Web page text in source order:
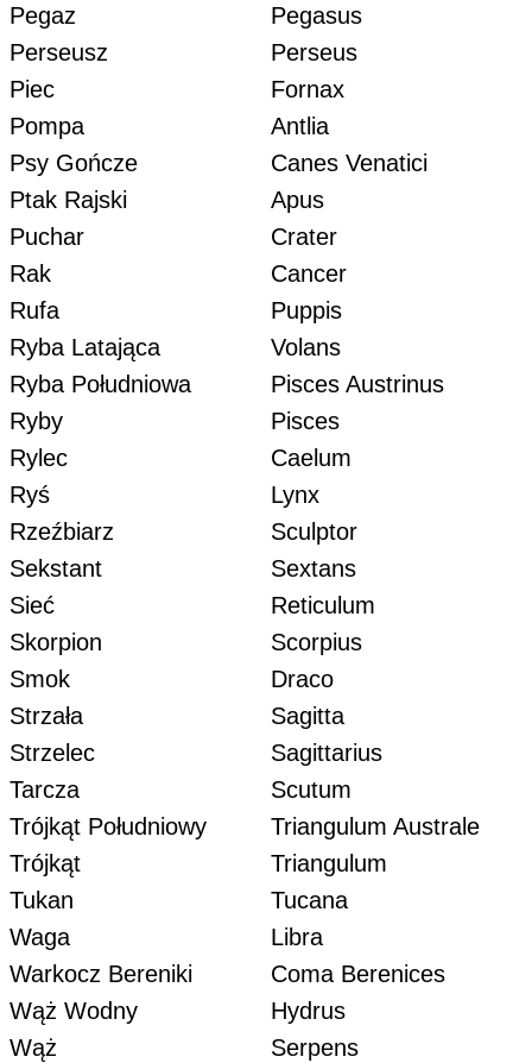
Pegaz
Pegasus
Perseusz
Perseus
Piec
Fornax
Pompa
Antlia
Psy Gończe
Canes Venatici
Ptak Rajski
Apus
Puchar
Crater
Rak
Cancer
Rufa
Puppis
Ryba Latająca
Volans
Ryba Południowa
Pisces Austrinus
Ryby
Pisces
Rylec
Caelum
Ryś
Lynx
Rzeźbiarz
Sculptor
Sekstant
Sextans
Sieć
Reticulum
Skorpion
Scorpius
Smok
Draco
Strzała
Sagitta
Strzelec
Sagittarius
Tarcza
Scutum
Trójkąt Południowy
Triangulum Australe
Trójkąt
Triangulum
Tukan
Tucana
Waga
Libra
Warkocz Bereniki
Coma Berenices
Wąż Wodny
Hydrus
Wąż
Serpens